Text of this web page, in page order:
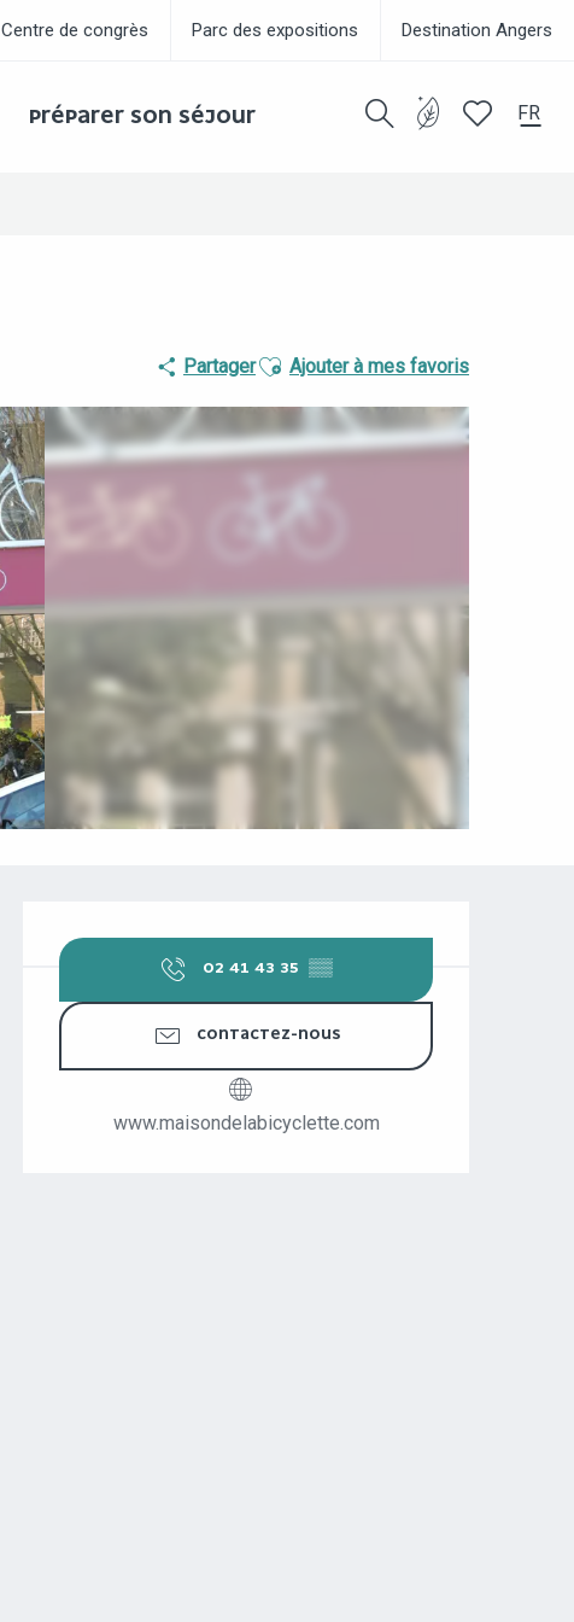
FR
Centre de congrès Parc des expositions Destination Angers
PRÉPARER SON SÉJOUR
PartagerAjouter aux favoris
Ajouter à mes favoris
OUVERTURE ET COORDONNÉES
02 41 43 35 ▒▒
CONTACTEZ-NOUS
www.maisondelabicyclette.com